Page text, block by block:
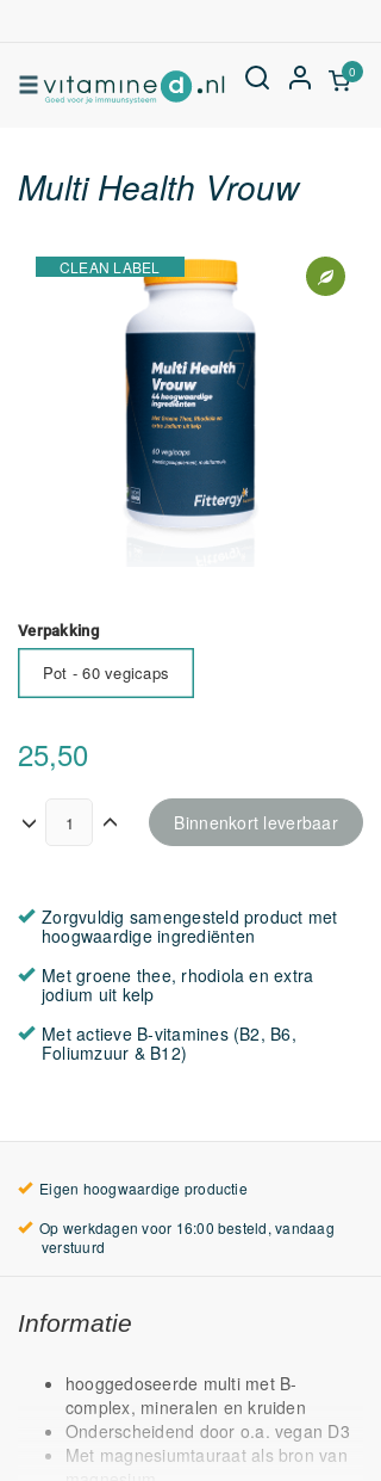
0
Multi Health Vrouw
CLEAN LABEL
Verpakking
Pot - 60 vegicaps
25,50
Binnenkort leverbaar
Zorgvuldig samengesteld product met
hoogwaardige ingrediënten
Met groene thee, rhodiola en extra
jodium uit kelp
Met actieve B-vitamines (B2, B6,
Foliumzuur & B12)
Eigen hoogwaardige productie
Op werkdagen voor 16:00 besteld, vandaag
verstuurd
Informatie
hooggedoseerde multi met B-
complex, mineralen en kruiden
Onderscheidend door o.a. vegan D3
Met magnesiumtauraat als bron van